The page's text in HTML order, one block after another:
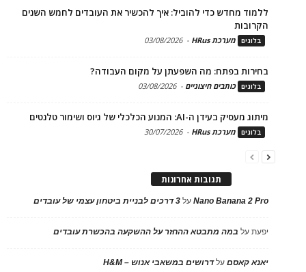
ללמוד מחדש כדי להוביל: איך להכשיר את העובדים לחמש השנים
הקרובות
בלוגים מערכת HRus -
03/08/2026
בחירות בפתח: מה השפעתן על מקום העבודה?
בלוגים כותבים חיצוניים -
03/08/2026
מיתוג מעסיק בעידן ה-AI: המנוע הכלכלי של גיוס ושימור טלנטים
בלוגים מערכת HRus -
30/07/2026
תגובות אחרונות
Nano Banana 2 Proעל 3 דרכים לבניית ביטחון עצמי של עובדים
יפעתעל במה מתבטא ההחזר על ההשקעה בהכשרת עובדים
יאנא קאסםעלדרושים במשאבי אנוש – H&M